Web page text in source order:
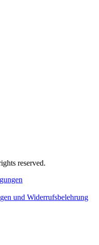
reserved.
und Widerrufsbelehrung